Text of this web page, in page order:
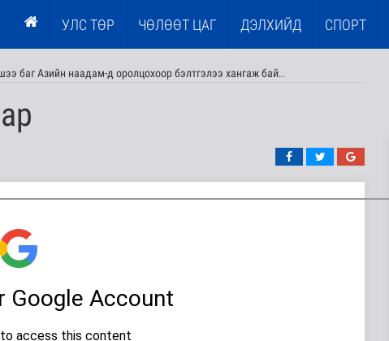
УЛС ТӨР ЧӨЛӨӨТ ЦАГ ДЭЛХИЙД СПОРТ
баг Азийн наадам-д оролцохоор бэлтгэлээ хангаж бай..